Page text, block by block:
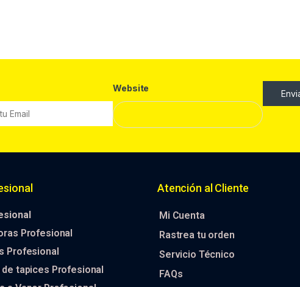
Website
Profesional
Profesional
de tapices Profesional
Atención al Cliente
Mi Cuenta
Rastrea tu orden
Servicio Técnico
FAQs